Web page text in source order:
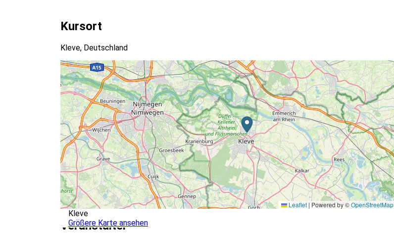
Kursort
Kleve, Deutschland
Leaflet | Powered by ©OpenStreetMap
Kleve
Größere Karte ansehen
Veranstalter